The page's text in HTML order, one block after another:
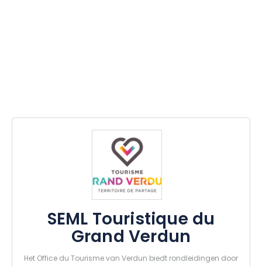
SEML Touristique du
Grand Verdun
Het Office du Tourisme van Verdun biedt rondleidingen door